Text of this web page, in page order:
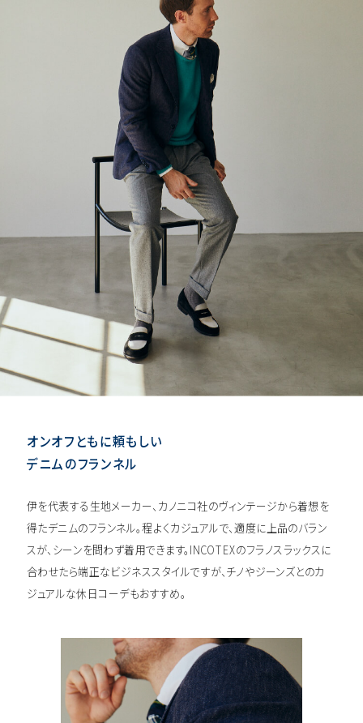
オンオフともに頼もしい
デニムのフランネル
伊を代表する生地メーカー、カノニコ社のヴィンテージから着想を
得たデニムのフランネル。程よくカジュアルで、適度に上品のバラン
スが、シーンを問わず着用できます。INCOTEXのフラノスラックスに
合わせたら端正なビジネススタイルですが、チノやジーンズとのカ
ジュアルな休日コーデもおすすめ。